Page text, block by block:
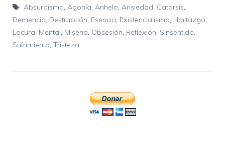
Etiquetas
Absurdismo, Agonía, Anhelo, Ansiedad, Catarsis,
Demencia, Destrucción, Esencia, Existencialismo, Hartazgo,
Locura, Mental, Miseria, Obsesión, Reflexión, Sinsentido,
Sufrimiento, Tristeza